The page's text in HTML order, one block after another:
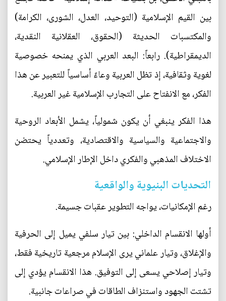
بين القيم الإسلامية (التوحيد، العدل، الشورى، الكرامة)
والمكتسبات الحديثة (الحقوق، العقلانية النقدية،
الديمقراطية). رابعاً: البعد العربي الذي يمنحه خصوصية
لغوية وثقافية، إذ تظل العربية وعاءً أساسياً للتعبير عن هذا
الفكر، مع الانفتاح على التجارب الإسلامية غير العربية.
هذا الفكر ينبغي أن يكون شمولياً، يشمل الأبعاد الروحية
والاجتماعية والسياسية والاقتصادية، وتعددياً يحتضن
الاختلاف المذهبي والفكري داخل الإطار الإسلامي.
التحديات البنيوية والواقعية
رغم الإمكانيات، يواجه التطوير عقبات جسيمة.
أولها الانقسام الداخلي: بين تيار سلفي يميل إلى الحرفية
والإغلاق، وتيار علماني يرى الإسلام مرجعية تاريخية فقط،
وتيار إصلاحي يسعى إلى التوفيق. هذا الانقسام يؤدي إلى
تشتت الجهود واستنزاف الطاقات في صراعات جانبية.